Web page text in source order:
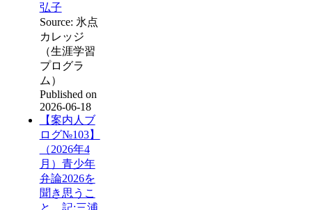
弘子
Source: 氷点
カレッジ
（生涯学習
プログラ
ム）
Published on
2026-06-18
【案内人ブ
ログ№103】
（2026年4
月）青少年
弁論2026を
聞き思うこ
と 記:三浦